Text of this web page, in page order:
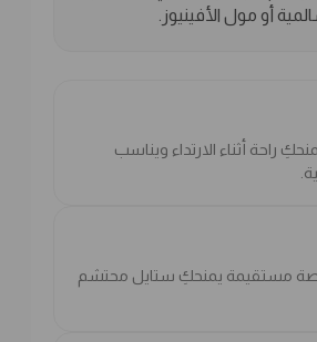
أو مول الأفينيوز.
راحة أثناء الارتداء ويناسب
مستقيمة يمنحكِ ستايل محتشم